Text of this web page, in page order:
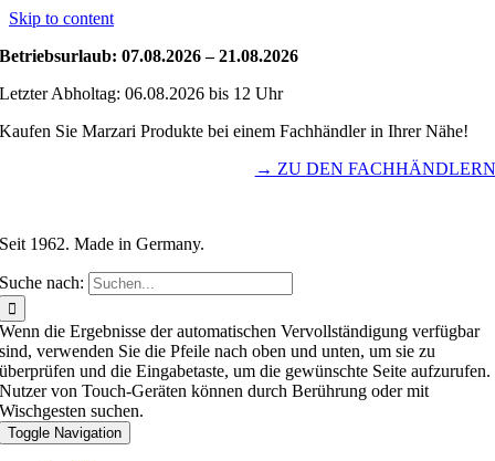
Skip to content
Betriebsurlaub: 07.08.2026 – 21.08.2026
Letzter Abholtag: 06.08.2026 bis 12 Uhr
Kaufen Sie Marzari Produkte bei einem Fachhändler in Ihrer Nähe!
→ ZU DEN FACHHÄNDLERN
Seit 1962. Made in Germany.
Suche nach:
Wenn die Ergebnisse der automatischen Vervollständigung verfügbar
sind, verwenden Sie die Pfeile nach oben und unten, um sie zu
überprüfen und die Eingabetaste, um die gewünschte Seite aufzurufen.
Nutzer von Touch-Geräten können durch Berührung oder mit
Wischgesten suchen.
Toggle Navigation